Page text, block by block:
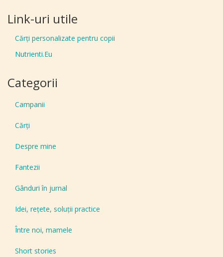
Link-uri utile
Cărți personalizate pentru copii
Nutrienti.Eu
Categorii
Campanii
Cărți
Despre mine
Fantezii
Gânduri în jurnal
Idei, reţete, soluţii practice
Între noi, mamele
Short stories